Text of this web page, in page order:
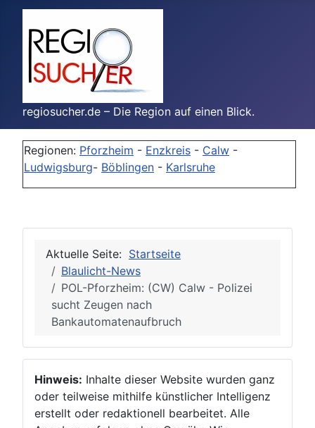
regiosucher.de – Die Region auf einen Blick.
Regionen: Pforzheim - Enzkreis - Calw -
Ludwigsburg- Böblingen - Karlsruhe
Aktuelle Seite: Startseite
Blaulicht-News
POL-Pforzheim: (CW) Calw - Polizei
sucht Zeugen nach
Bankautomatenaufbruch
Hinweis: Inhalte dieser Website wurden ganz
oder teilweise mithilfe künstlicher Intelligenz
erstellt oder redaktionell bearbeitet. Alle